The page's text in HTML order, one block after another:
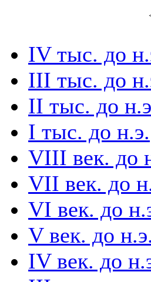
IV тыс. до
III тыс. до
II тыс. до
I тыс. до н.э.
VIII век. до
VII век. до
VI век. до
V век. до н.э.
IV век. до